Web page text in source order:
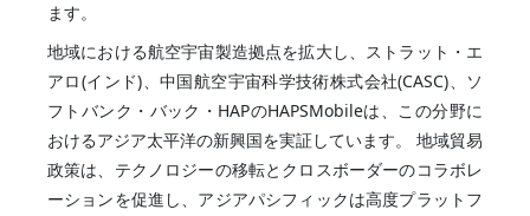
ます。
地域における航空宇宙製造拠点を拡大し、ストラット・エ
アロ(インド)、中国航空宇宙科学技術株式会社(CASC)、ソ
フトバンク・バック・HAPのHAPSMobileは、この分野に
おけるアジア太平洋の新興国を実証しています。 地域貿易
政策は、テクノロジーの移転とクロスボーダーのコラボレ
ーションを促進し、アジアパシフィックは高度プラットフ